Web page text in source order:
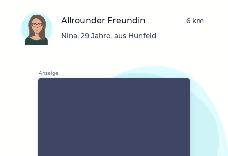
Allrounder Freundin
Nina, 29 Jahre, aus Hünfeld
6 km